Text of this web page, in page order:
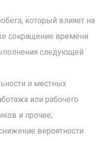
который влияет на
сокращение времени
следующей
и местных
или рабочего
и прочее;
вероятности